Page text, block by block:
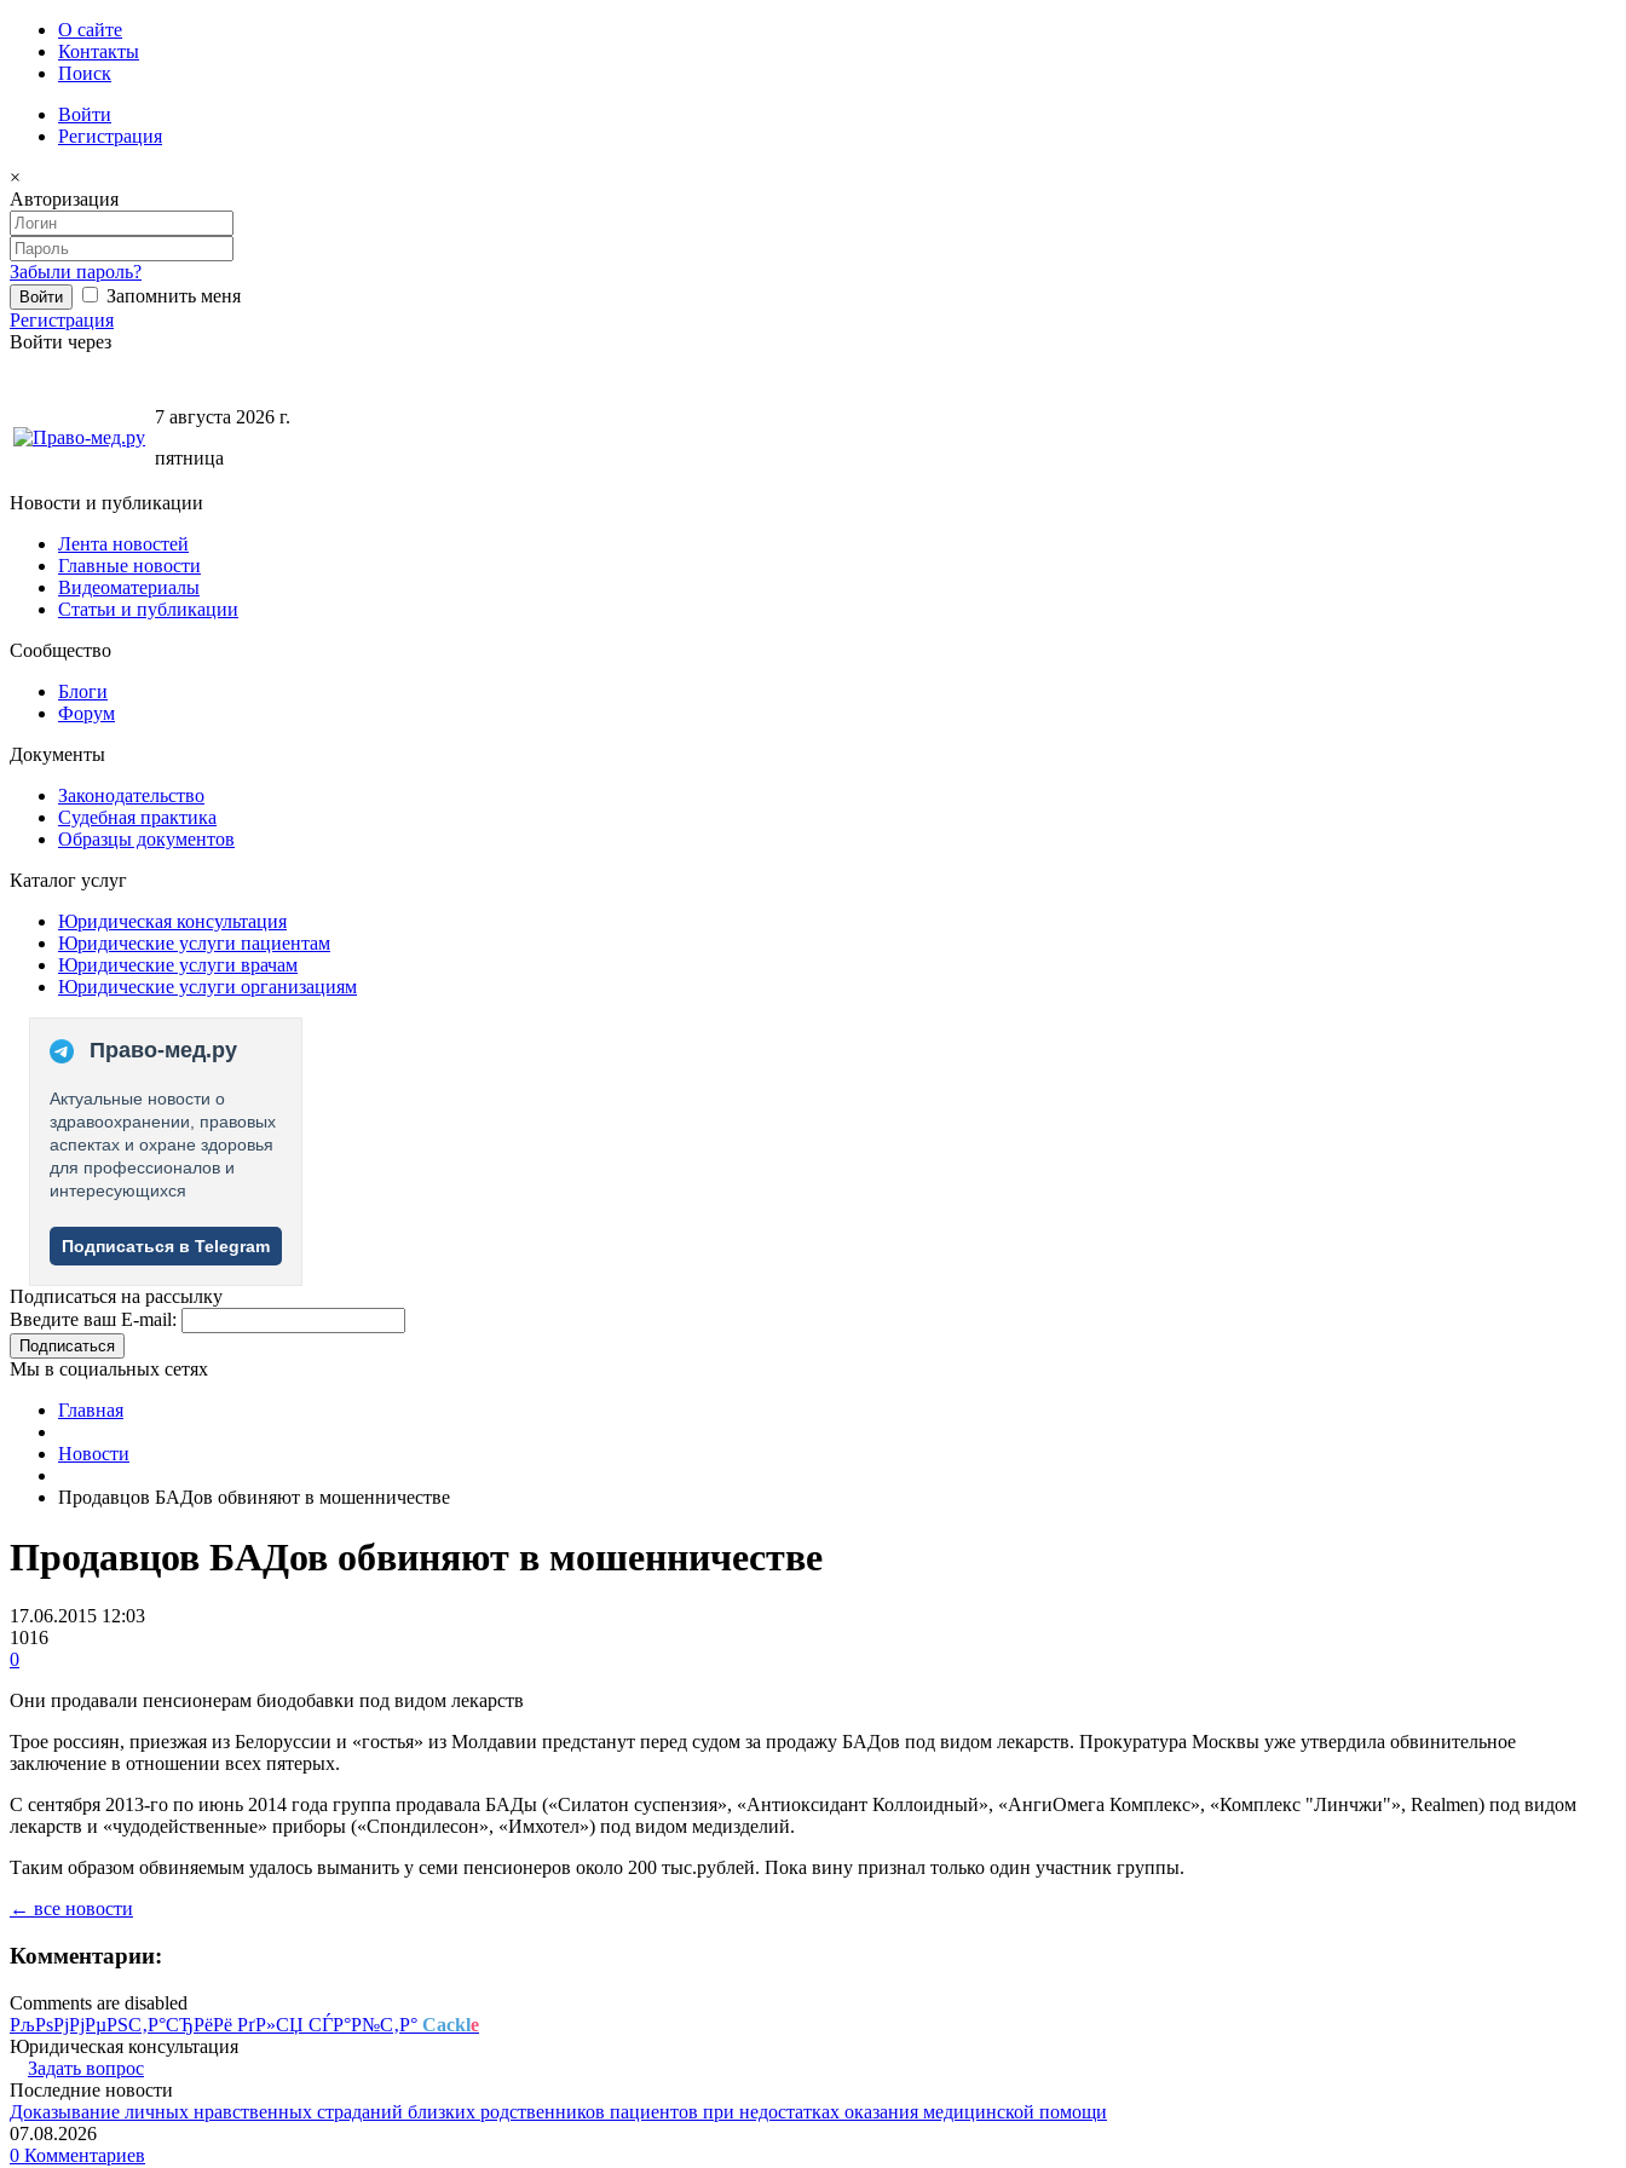
О сайте
Контакты
Поиск
Войти
Регистрация
×
Авторизация
Забыли пароль?
Запомнить меня
Регистрация
Войти через
7 августа 2026 г.
пятница
Новости и публикации
Лента новостей
Главные новости
Видеоматериалы
Статьи и публикации
Сообщество
Блоги
Форум
Документы
Законодательство
Судебная практика
Образцы документов
Каталог услуг
Юридическая консультация
Юридические услуги пациентам
Юридические услуги врачам
Юридические услуги организациям
Право-мед.ру
Актуальные новости о
здравоохранении, правовых
аспектах и охране здоровья
для профессионалов и
интересующихся
Подписаться в Telegram
Подписаться на рассылку
Введите ваш E-mail:
Подписаться
Мы в социальных сетях
Главная
Новости
Продавцов БАДов обвиняют в мошенничестве
Продавцов БАДов обвиняют в мошенничестве
17.06.2015 12:03
1016
0
Они продавали пенсионерам биодобавки под видом лекарств
Трое россиян, приезжая из Белоруссии и «гостья» из Молдавии предстанут перед судом за продажу БАДов под видом лекарств. Прокуратура Москвы уже утвердила обвинительное
заключение в отношении всех пятерых.
С сентября 2013-го по июнь 2014 года группа продавала БАДы («Силатон суспензия», «Антиоксидант Коллоидный», «АнгиОмега Комплекс», «Комплекс "Линчжи"», Realmen) под видом
лекарств и «чудодейственные» приборы («Спондилесон», «Имхотел») под видом медизделий.
Таким образом обвиняемым удалось выманить у семи пенсионеров около 200 тыс.рублей. Пока вину признал только один участник группы.
← все новости
Комментарии:
Comments are disabled
РљРѕРјРјРµРЅС‚Р°СЂРёРё РґР»СЏ СЃР°Р№С‚Р° Cackle
Юридическая консультация
Задать вопрос
Последние новости
Доказывание личных нравственных страданий близких родственников пациентов при недостатках оказания медицинской помощи
07.08.2026
0 Комментариев